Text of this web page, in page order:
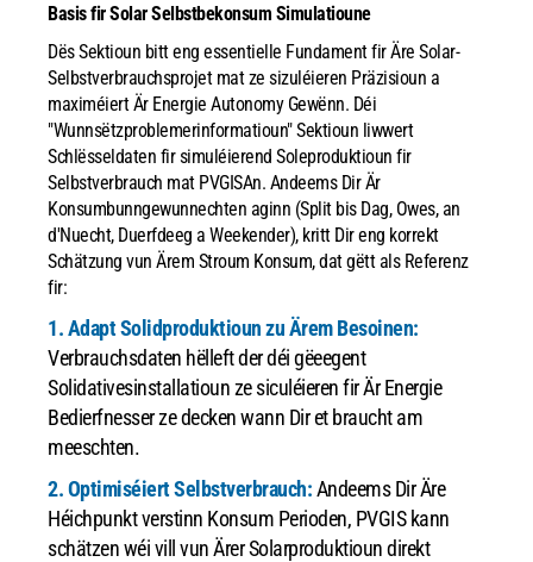
Basis fir Solar Selbstbekonsum Simulatioune
Dës Sektioun bitt eng essentielle Fundament fir Äre Solar-
Selbstverbrauchsprojet mat ze sizuléieren Präzisioun a
maximéiert Är Energie Autonomy Gewënn. Déi
"Wunnsëtzproblemerinformatioun" Sektioun liwwert
Schlësseldaten fir simuléierend Soleproduktioun fir
Selbstverbrauch mat PVGISAn. Andeems Dir Är
Konsumbunngewunnechten aginn (Split bis Dag, Owes, an
d'Nuecht, Duerfdeeg a Weekender), kritt Dir eng korrekt
Schätzung vun Ärem Stroum Konsum, dat gëtt als Referenz
fir:
1. Adapt Solidproduktioun zu Ärem Besoinen:
Verbrauchsdaten hëlleft der déi gëeegent
Solidativesinstallatioun ze siculéieren fir Är Energie
Bedierfnesser ze decken wann Dir et braucht am
meeschten.
2. Optimiséiert Selbstverbrauch:Andeems Dir Äre
Héichpunkt verstinn Konsum Perioden, PVGIS kann
schätzen wéi vill vun Ärer Solarproduktioun direkt